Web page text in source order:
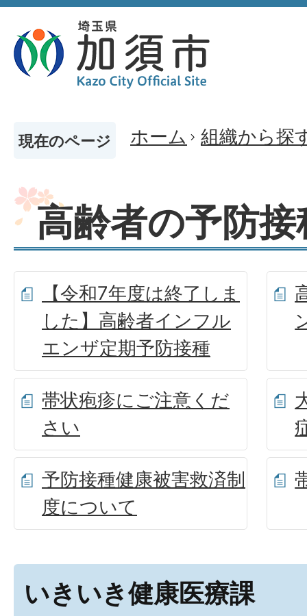
現在のページ ホーム 組織から探
高齢者の予防接
【令和7年度は終了しま
した】高齢者インフル
エンザ定期予防接種
帯状疱疹にご注意くだ
さい
予防接種健康被害救済制
度について
いきいき健康医療課